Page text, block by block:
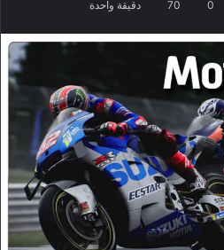
0
70 دقيقة واحدة